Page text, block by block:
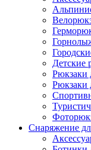
Детские
Рюкзаки
Рюкзаки
Снаряжение